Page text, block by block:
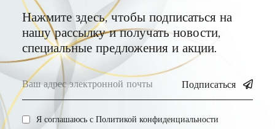
Нажмите здесь, чтобы подписаться на
нашу рассылку и получать новости,
специальные предложения и акции.
Подписаться
Я соглашаюсь с Политикой конфиденциальности